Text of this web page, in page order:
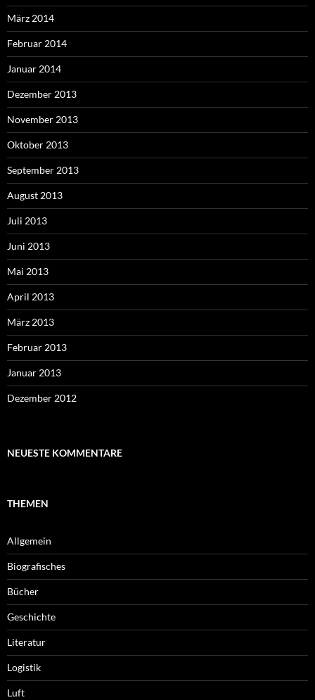
März 2014
Februar 2014
Januar 2014
Dezember 2013
November 2013
Oktober 2013
September 2013
August 2013
Juli 2013
Juni 2013
Mai 2013
April 2013
März 2013
Februar 2013
Januar 2013
Dezember 2012
NEUESTE KOMMENTARE
THEMEN
Allgemein
Biografisches
Bücher
Geschichte
Literatur
Logistik
Luft